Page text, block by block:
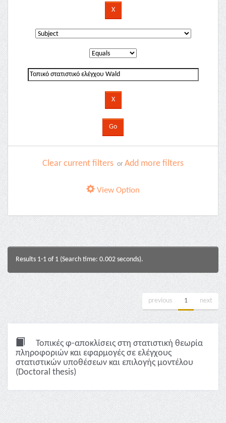
Clear current filters or Add more filters
View Option
Results 1-1 of 1 (Search time: 0.002 seconds).
previous 1 next
Τοπικές φ-αποκλίσεις στη στατιστική θεωρία
πληροφοριών και εφαρμογές σε ελέγχους
στατιστικών υποθέσεων και επιλογής μοντέλου
(Doctoral thesis)